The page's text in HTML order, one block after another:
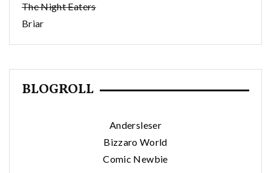
The Night Eaters
Briar
BLOGROLL
Andersleser
Bizzaro World
Comic Newbie